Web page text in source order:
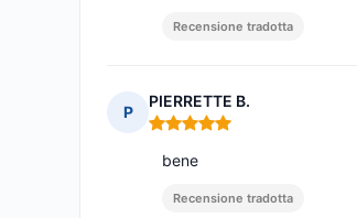
Recensione tradotta
P
PIERRETTE B.
Nota: 5 su 5
bene
Recensione tradotta